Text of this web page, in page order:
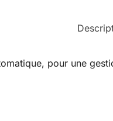
pour une